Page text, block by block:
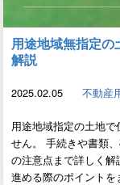
用途地域無指定の
解説
2025.02.05 不動産
用途地域指定の土地
せん。 手続きや書類
の注意点まで詳しく
進める際のポイント